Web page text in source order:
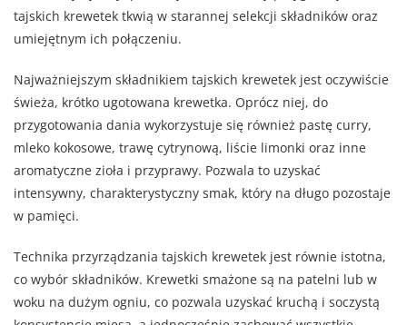
tajskich krewetek tkwią w starannej selekcji składników oraz
umiejętnym ich połączeniu.
Najważniejszym składnikiem tajskich krewetek jest oczywiście
świeża, krótko ugotowana krewetka. Oprócz niej, do
przygotowania dania wykorzystuje się również pastę curry,
mleko kokosowe, trawę cytrynową, liście limonki oraz inne
aromatyczne zioła i przyprawy. Pozwala to uzyskać
intensywny, charakterystyczny smak, który na długo pozostaje
w pamięci.
Technika przyrządzania tajskich krewetek jest równie istotna,
co wybór składników. Krewetki smażone są na patelni lub w
woku na dużym ogniu, co pozwala uzyskać kruchą i soczystą